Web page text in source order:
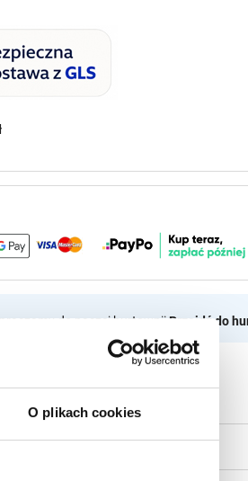
O plikach cookies
do naszej hurtowniiPrzejdź do